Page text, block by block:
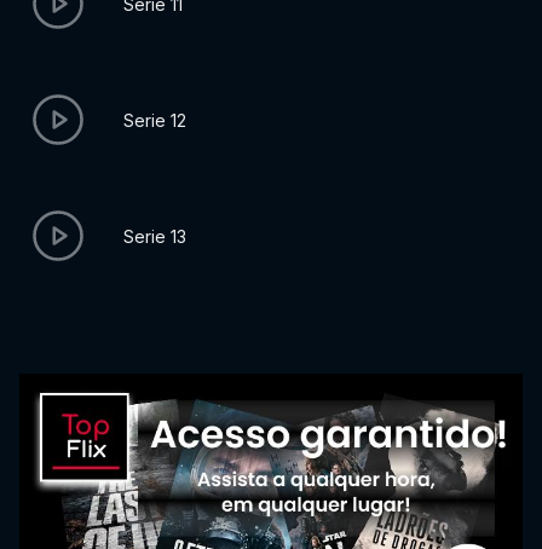
Serie 12
Serie 13